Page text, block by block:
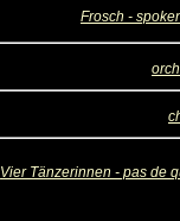
Frosch -
Vier Tänzerinnen - pas de